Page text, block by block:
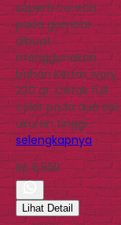
seperti contoh
pada gambar
dibuat
menggunakan
bahan kertas ivory
230 gr. Cetak full
color pada dua sisi,
ukuran tinggi…
selengkapnya
Rp 6.500
Lihat Detail